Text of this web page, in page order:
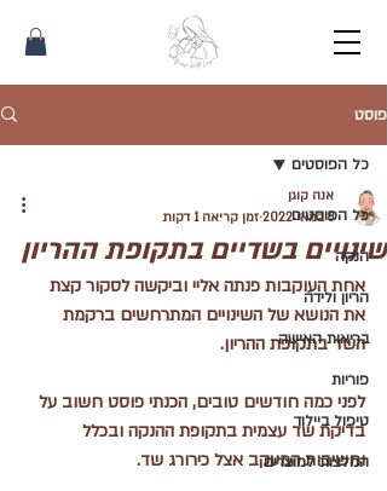
פוסט
כל הפוסטים
הנקה
הריון ולידה
בריאות האישה
פוריות
טיפול ביילוד
המלצות למוצרים
כל הפוסטים
שינויים בשדיים בתקופת ההריון
אנה קוגן
8 במאי 2022
זמן קריאה 1 דקות
אחת העוקבות פנתה אליי וביקשה לסקור קצת
את הנושא של השינויים המתרחשים ברקמת
השד בתקופת ההריון.
לפני כמה חודשים טובים, הכנתי פוסט חשוב על
בדיקת שד עצמית בתקופת ההנקה ובכלל
וחשיבות המעקב אצל כירורג שד.